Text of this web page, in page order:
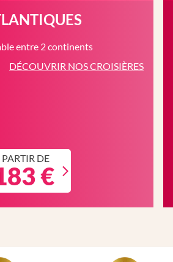
entre 2 continents
DÉCOUVRIR NOS CROISIÈRES
DE
€